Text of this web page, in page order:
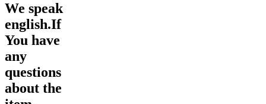
We speak
english.If
You have
any
questions
about the